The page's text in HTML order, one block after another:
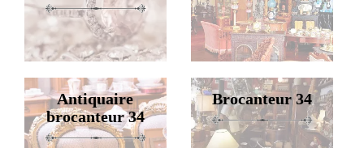
Antiquaire
brocanteur 34
Brocanteur 34